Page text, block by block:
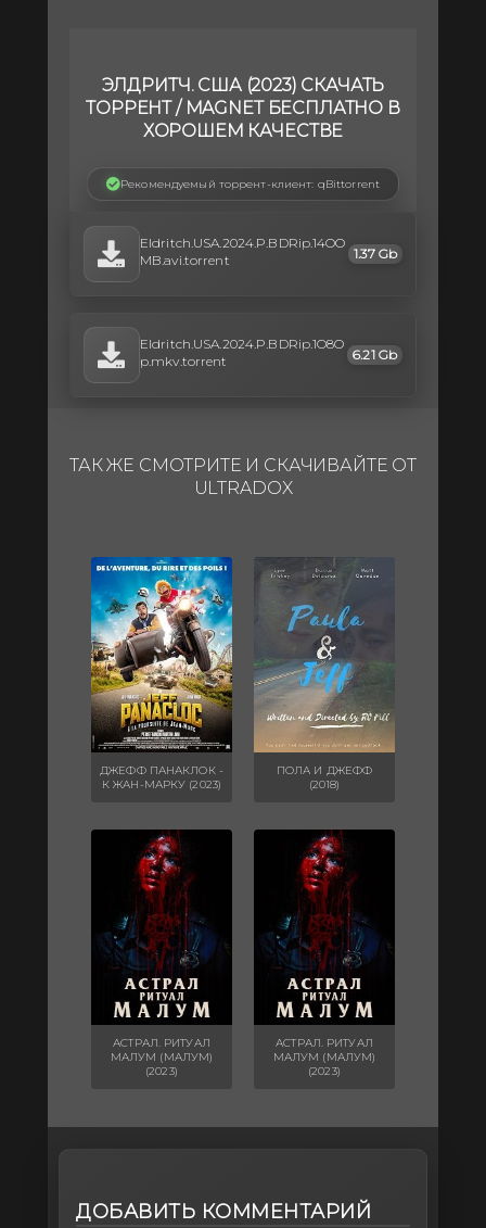
ЭЛДРИТЧ. США (2023) СКАЧАТЬ
ТОРРЕНТ / MAGNET БЕСПЛАТНО В
ХОРОШЕМ КАЧЕСТВЕ
Рекомендуемый торрент-клиент: qBittorrent
Eldritch.USA.2024.P.BDRip.14OO
MB.avi.torrent
1.37 Gb
Eldritch.USA.2024.P.BDRip.1O8O
p.mkv.torrent
6.21 Gb
ТАК ЖЕ СМОТРИТЕ И СКАЧИВАЙТЕ ОТ
ULTRADOX
ДЖЕФФ ПАНАКЛОК -
К ЖАН-МАРКУ (2023)
ПОЛА И ДЖЕФФ
(2018)
АСТРАЛ. РИТУАЛ
МАЛУМ (МАЛУМ)
(2023)
АСТРАЛ. РИТУАЛ
МАЛУМ (МАЛУМ)
(2023)
ДОБАВИТЬ КОММЕНТАРИЙ